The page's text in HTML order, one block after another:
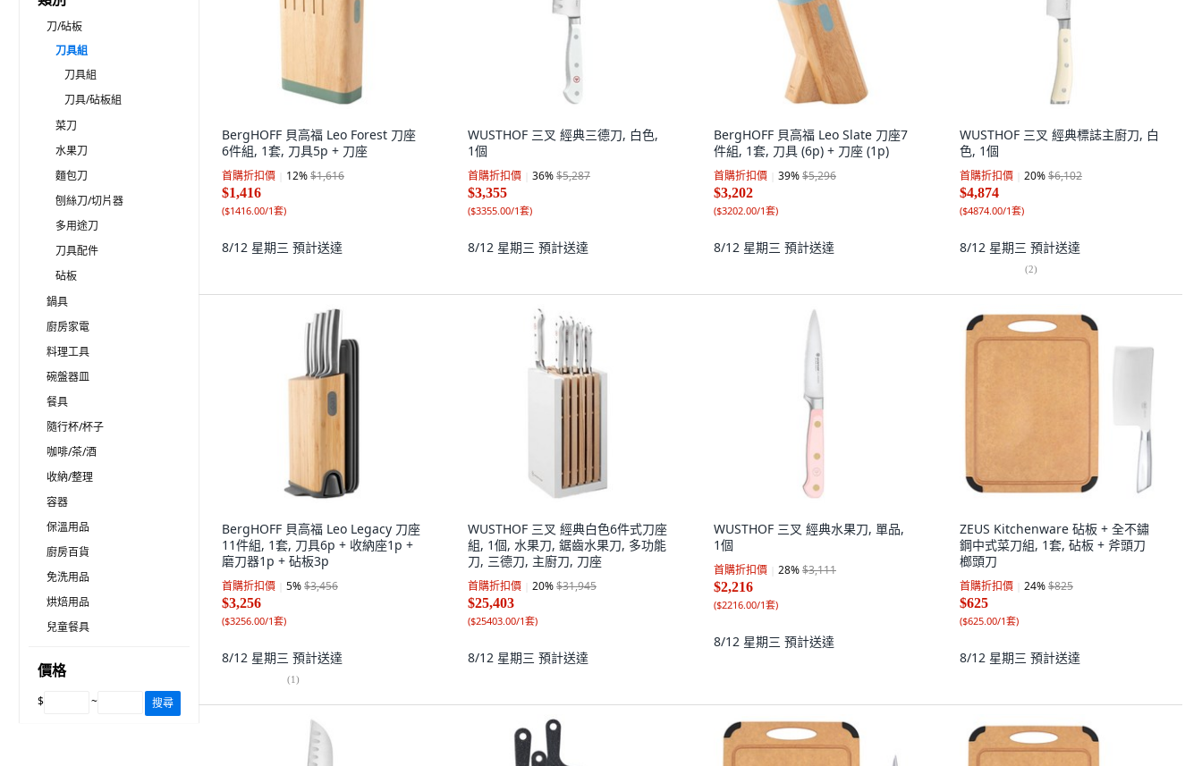
刀/砧板
刀具組
刀具組
刀具/砧板組
菜刀
水果刀
麵包刀
刨絲刀/切片器
多用途刀
刀具配件
砧板
鍋具
廚房家電
料理工具
碗盤器皿
餐具
隨行杯/杯子
咖啡/茶/酒
收納/整理
容器
保溫用品
廚房百貨
免洗用品
烘焙用品
兒童餐具
價格
$ ~ 搜尋
BergHOFF 貝高福 Leo Forest 刀座
6件組, 1套, 刀具5p + 刀座
首購折扣價 12%$1,616
$1,416
($1416.00/1套)
8/12 星期三 預計送達
WUSTHOF 三叉 經典三德刀, 白色,
1個
首購折扣價 36%$5,287
$3,355
($3355.00/1套)
8/12 星期三 預計送達
BergHOFF 貝高福 Leo Slate 刀座7
件組, 1套, 刀具 (6p) + 刀座 (1p)
首購折扣價 39%$5,296
$3,202
($3202.00/1套)
8/12 星期三 預計送達
WUSTHOF 三叉 經典標誌主廚刀, 白
色, 1個
首購折扣價 20%$6,102
$4,874
($4874.00/1套)
8/12 星期三 預計送達
(2)
BergHOFF 貝高福 Leo Legacy 刀座
11件組, 1套, 刀具6p + 收納座1p +
磨刀器1p + 砧板3p
首購折扣價 5%$3,456
$3,256
($3256.00/1套)
8/12 星期三 預計送達
(1)
WUSTHOF 三叉 經典白色6件式刀座
組, 1個, 水果刀, 鋸齒水果刀, 多功能
刀, 三德刀, 主廚刀, 刀座
首購折扣價 20%$31,945
$25,403
($25403.00/1套)
8/12 星期三 預計送達
WUSTHOF 三叉 經典水果刀, 單品,
1個
首購折扣價 28%$3,111
$2,216
($2216.00/1套)
8/12 星期三 預計送達
ZEUS Kitchenware 砧板 + 全不鏽
鋼中式菜刀組, 1套, 砧板 + 斧頭刀
榔頭刀
首購折扣價 24%$825
$625
($625.00/1套)
8/12 星期三 預計送達